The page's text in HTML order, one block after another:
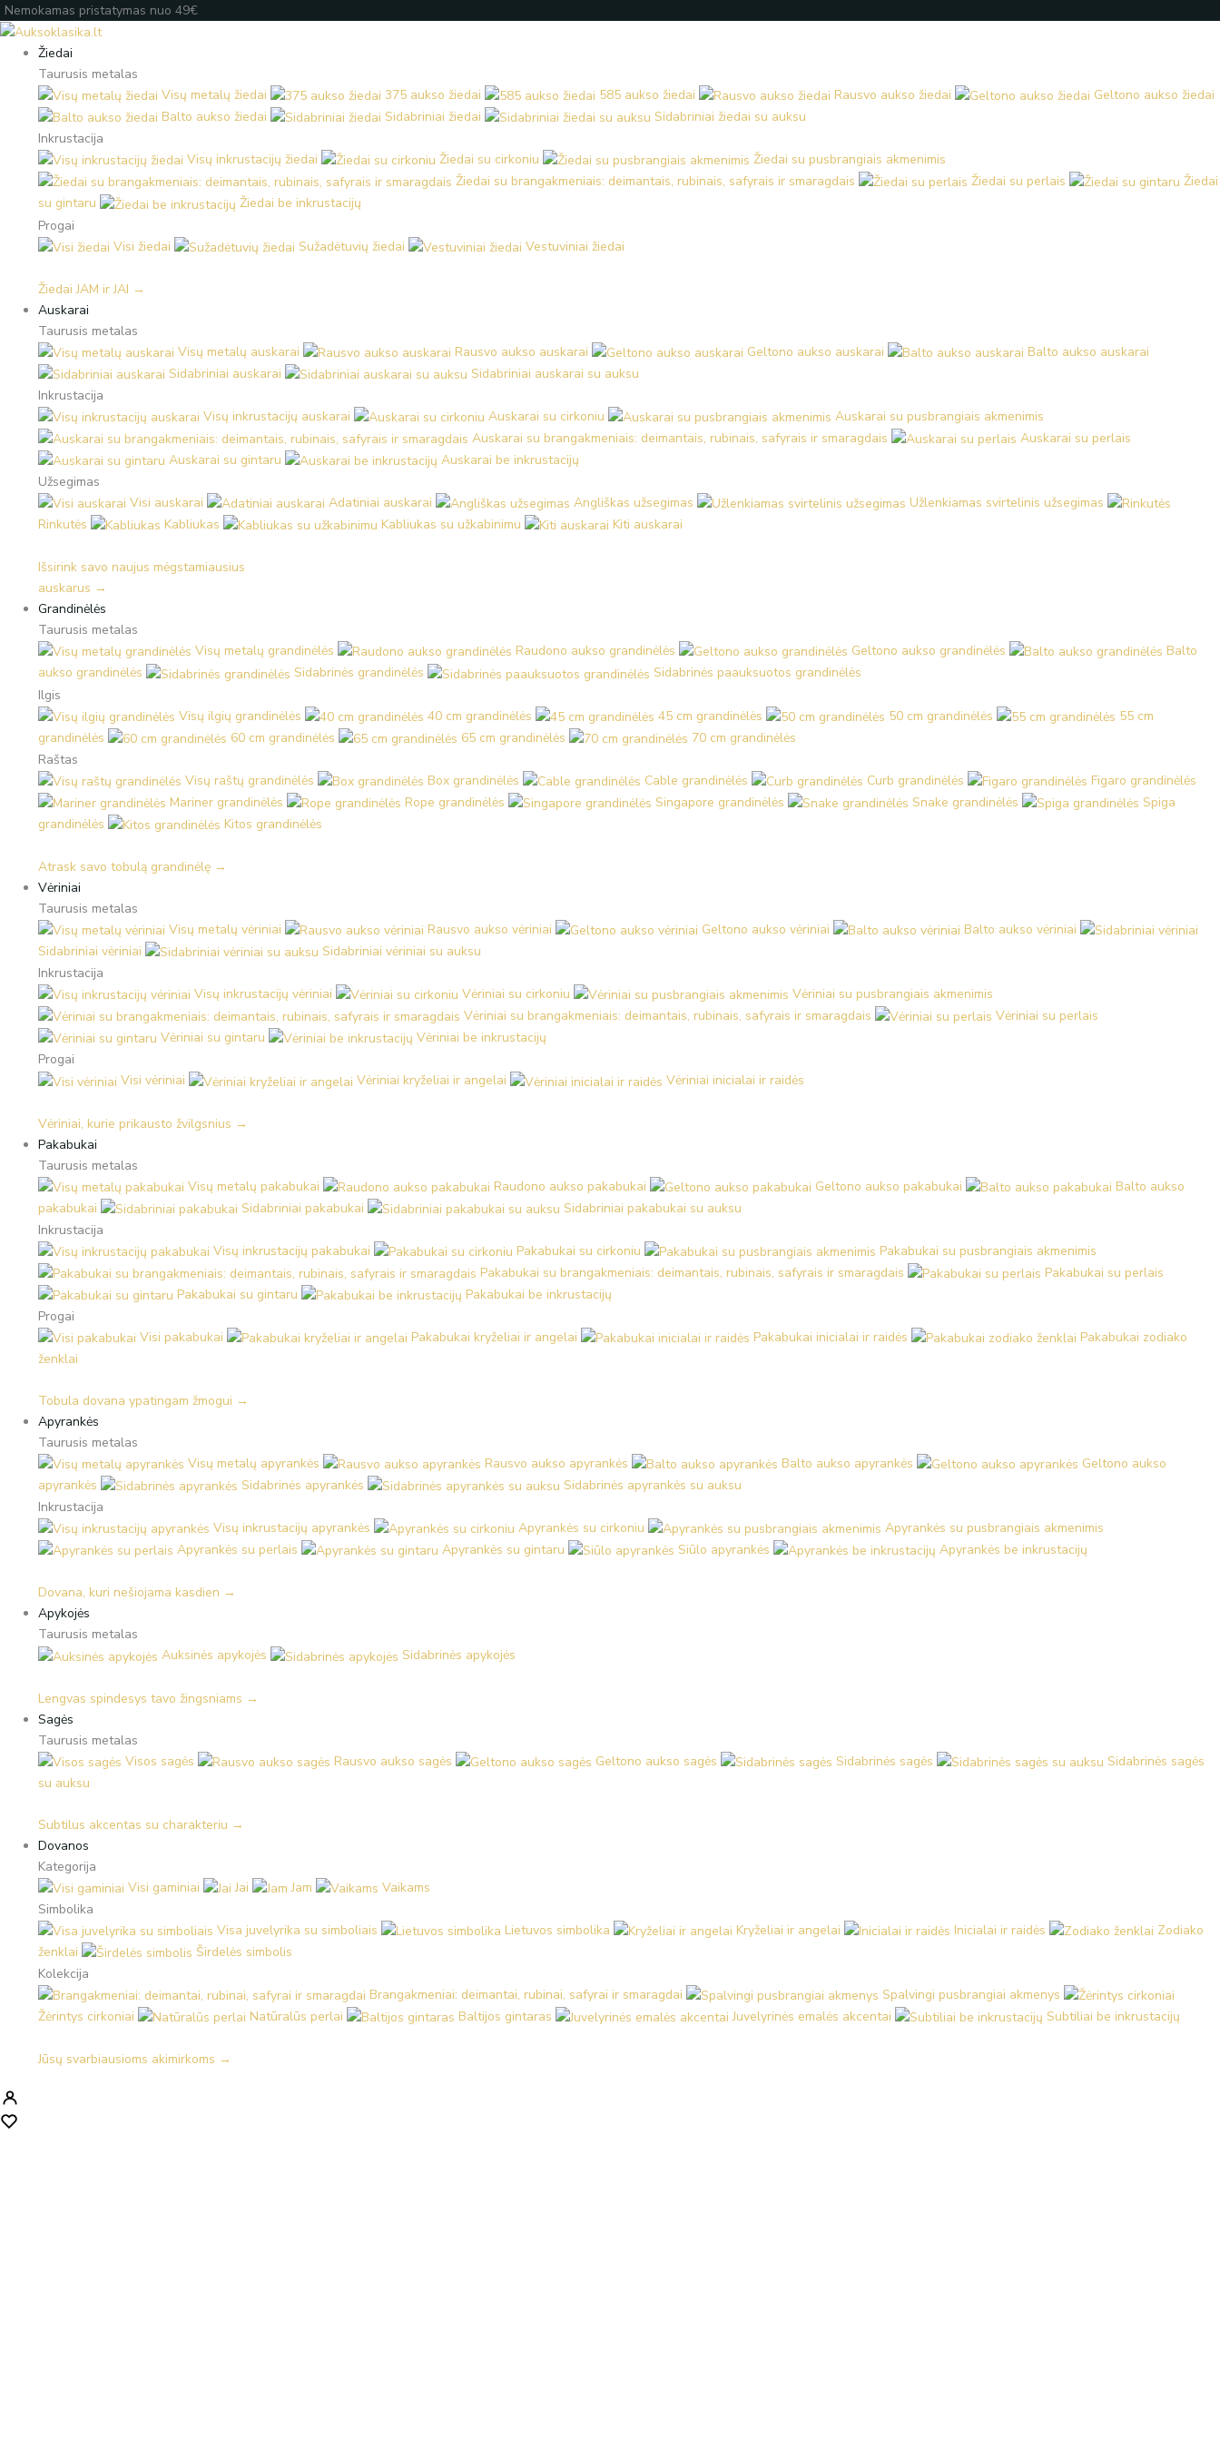
Pereiti
prie
turinio
Nemokamas pristatymas nuo 49€
Žiedai
Taurusis metalas
Visų metalų žiedai
375 aukso žiedai 585 aukso žiedai Rausvo aukso žiedai
Geltono aukso žiedai
Balto aukso žiedai
Sidabriniai žiedai
Sidabriniai žiedai su auksu
Inkrustacija
Visų inkrustacijų žiedai
Žiedai su cirkoniu
Žiedai su pusbrangiais akmenimis
Žiedai su brangakmeniais: deimantais, rubinais, safyrais ir smaragdais
Žiedai su perlais
Žiedai
su gintaru
Žiedai be inkrustacijų
Progai
Visi žiedai
Sužadėtuvių žiedai Vestuviniai žiedai
Žiedai JAM ir JAI →
Auskarai
Taurusis metalas
Visų metalų auskarai
Rausvo aukso auskarai Geltono aukso auskarai
Balto aukso auskarai
Sidabriniai auskarai
Sidabriniai auskarai su auksu
Inkrustacija
Visų inkrustacijų auskarai
Auskarai su cirkoniu
Auskarai su pusbrangiais akmenimis
Auskarai su brangakmeniais: deimantais, rubinais, safyrais ir smaragdais
Auskarai su perlais
Auskarai su gintaru
Auskarai be inkrustacijų
Užsegimas
Visi auskarai
Adatiniai auskarai Angliškas užsegimas
Užlenkiamas svirtelinis užsegimas
Rinkutės
Kabliukas Kabliukas su užkabinimu Kiti auskarai
Išsirink savo naujus mėgstamiausius
auskarus →
Grandinėlės
Taurusis metalas
Visų metalų grandinėlės
Raudono aukso grandinėlės Geltono aukso grandinėlės
Balto
aukso grandinėlės
Sidabrinės grandinėlės
Sidabrinės paauksuotos grandinėlės
Ilgis
Visų ilgių grandinėlės
40 cm grandinėlės 45 cm grandinėlės 50 cm grandinėlės
55 cm
grandinėlės
60 cm grandinėlės 65 cm grandinėlės
70 cm grandinėlės
Raštas
Visų raštų grandinėlės
Box grandinėlės Cable grandinėlės Curb grandinėlės
Figaro grandinėlės
Mariner grandinėlės
Rope grandinėlės Singapore grandinėlės Snake grandinėlės
Spiga
grandinėlės
Kitos grandinėlės
Atrask savo tobulą grandinėlę →
Vėriniai
Taurusis metalas
Visų metalų vėriniai
Rausvo aukso vėriniai Geltono aukso vėriniai
Balto aukso vėriniai
Sidabriniai vėriniai
Sidabriniai vėriniai su auksu
Inkrustacija
Visų inkrustacijų vėriniai
Vėriniai su cirkoniu
Vėriniai su pusbrangiais akmenimis
Vėriniai su brangakmeniais: deimantais, rubinais, safyrais ir smaragdais
Vėriniai su perlais
Vėriniai su gintaru
Vėriniai be inkrustacijų
Progai
Visi vėriniai
Vėriniai kryželiai ir angelai Vėriniai inicialai ir raidės
Vėriniai, kurie prikausto žvilgsnius →
Pakabukai
Taurusis metalas
Visų metalų pakabukai
Raudono aukso pakabukai Geltono aukso pakabukai
Balto aukso
pakabukai
Sidabriniai pakabukai
Sidabriniai pakabukai su auksu
Inkrustacija
Visų inkrustacijų pakabukai
Pakabukai su cirkoniu
Pakabukai su pusbrangiais akmenimis
Pakabukai su brangakmeniais: deimantais, rubinais, safyrais ir smaragdais
Pakabukai su perlais
Pakabukai su gintaru
Pakabukai be inkrustacijų
Progai
Visi pakabukai
Pakabukai kryželiai ir angelai Pakabukai inicialai ir raidės
Pakabukai zodiako
ženklai
Tobula dovana ypatingam žmogui →
Apyrankės
Taurusis metalas
Visų metalų apyrankės
Rausvo aukso apyrankės Balto aukso apyrankės
Geltono aukso
apyrankės
Sidabrinės apyrankės
Sidabrinės apyrankės su auksu
Inkrustacija
Visų inkrustacijų apyrankės
Apyrankės su cirkoniu
Apyrankės su pusbrangiais akmenimis
Apyrankės su perlais
Apyrankės su gintaru Siūlo apyrankės Apyrankės be inkrustacijų
Dovana, kuri nešiojama kasdien →
Apykojės
Taurusis metalas
Auksinės apykojės
Sidabrinės apykojės
Lengvas spindesys tavo žingsniams →
Sagės
Taurusis metalas
Visos sagės
Rausvo aukso sagės Geltono aukso sagės Sidabrinės sagės
Sidabrinės sagės
su auksu
Subtilus akcentas su charakteriu →
Dovanos
Kategorija
Visi gaminiai
Jai Jam
Vaikams
Simbolika
Visa juvelyrika su simboliais
Lietuvos simbolika Kryželiai ir angelai Inicialai ir raidės
Zodiako
ženklai
Širdelės simbolis
Kolekcija
Brangakmeniai: deimantai, rubinai, safyrai ir smaragdai
Spalvingi pusbrangiai akmenys
Žėrintys cirkoniai
Natūralūs perlai Baltijos gintaras Juvelyrinės emalės akcentai Subtiliai be inkrustacijų
Jūsų svarbiausioms akimirkoms →
Products
search
Products
search
Įveskite
el.
paštą